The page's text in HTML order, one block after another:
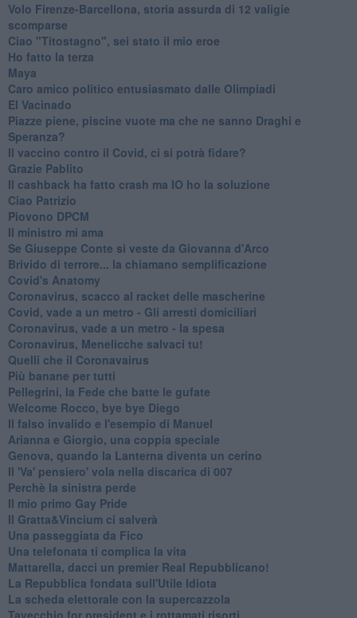
Volo Firenze-Barcellona, storia assurda di 12 valigie
scomparse
Ciao "Titostagno", sei stato il mio eroe
Ho fatto la terza
Maya
Caro amico politico entusiasmato dalle Olimpiadi
El Vacinado
Piazze piene, piscine vuote ma che ne sanno Draghi e
Speranza?
​Il vaccino contro il Covid, ci si potrà fidare?
Grazie Pablito
Il cashback ha fatto crash ma IO ho la soluzione
Ciao Patrizio
Piovono DPCM
Il ministro mi ama
Se Giuseppe Conte si veste da Giovanna d'Arco
Brivido di terrore... la chiamano semplificazione
Covid's Anatomy
Coronavirus, scacco al racket delle mascherine
Covid, vade a un metro - Gli arresti domiciliari
Coronavirus, vade a un metro - la spesa
Coronavirus, Menelicche salvaci tu!
Quelli che il Coronavairus
Più banane per tutti
Pellegrini, la Fede che batte le gufate
Welcome Rocco, bye bye Diego
Il falso invalido e l'esempio di Manuel
Arianna e Giorgio, una coppia speciale
Genova, quando la Lanterna diventa un cerino
Il 'Va' pensiero' vola nella discarica di 007
Perchè la sinistra perde
Il mio primo Gay Pride
Il Gratta&Vincium ci salverà
Una passeggiata da Fico
Una telefonata ti complica la vita
Mattarella, dacci un premier Real Repubblicano!
La Repubblica fondata sull'Utile Idiota
La scheda elettorale con la supercazzola